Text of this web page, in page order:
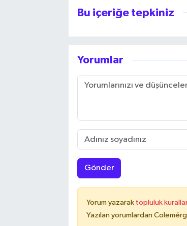
Bu içeriğe tepkiniz
Yorumlar
Gönder
Yorum yazarak topluluk
Yazılan yorumlardan